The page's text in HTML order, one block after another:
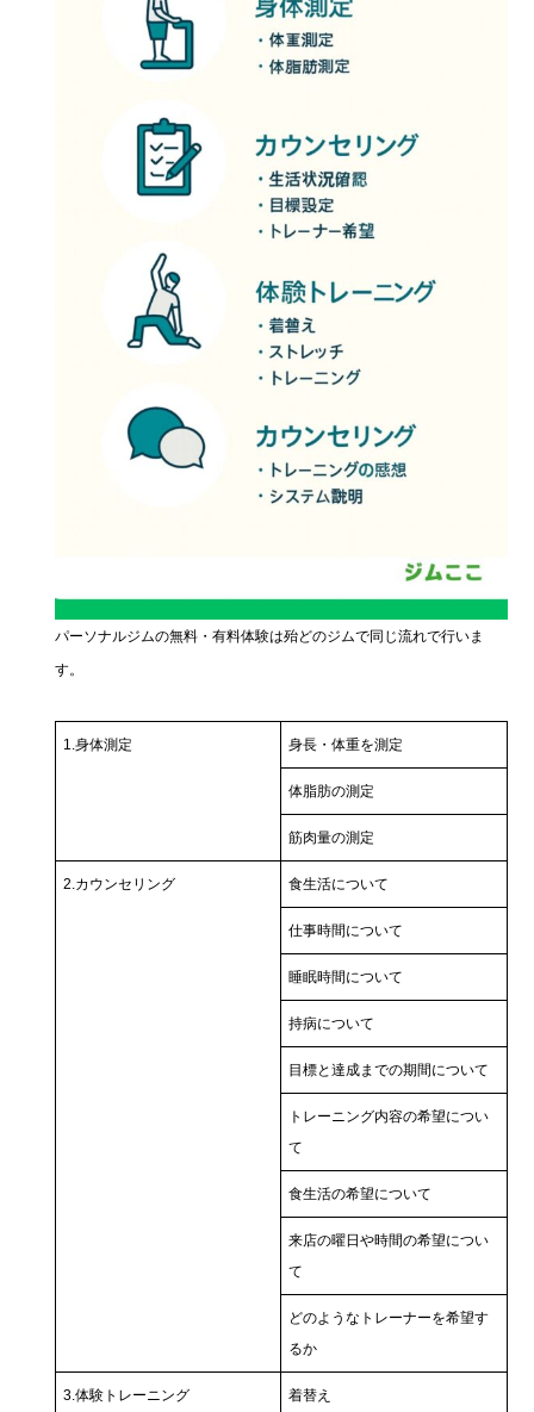
パーソナルジムの無料・有料体験は殆どのジムで同じ流れで行いま
す。
1.身体測定 身長・体重を測定
体脂肪の測定
筋肉量の測定
2.カウンセリング 食生活について
仕事時間について
睡眠時間について
持病について
目標と達成までの期間について
トレーニング内容の希望につい
て
食生活の希望について
来店の曜日や時間の希望につい
て
どのようなトレーナーを希望す
るか
3.体験トレーニング 着替え